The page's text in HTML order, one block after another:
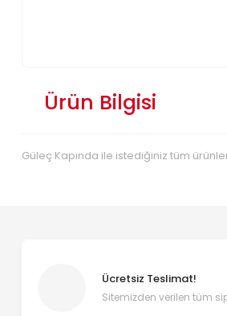
Ürün Bilgisi
Güleç Kapında ile istediğiniz tüm
Ücretsiz Teslimat!
Sitemizden verilen tüm